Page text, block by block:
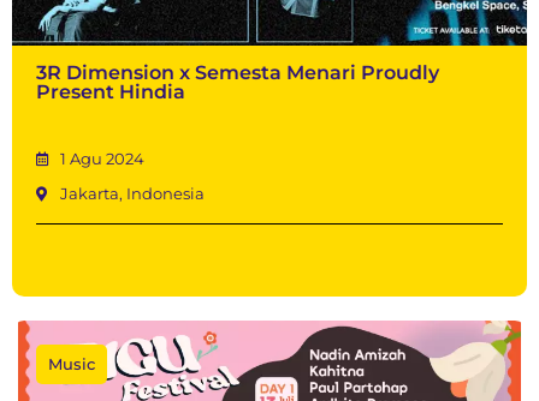
3R Dimension x Semesta Menari Proudly
Present Hindia
1 Agu 2024
Jakarta, Indonesia
Music